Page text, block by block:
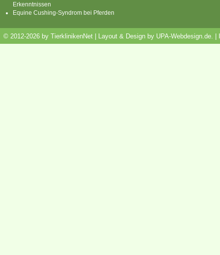
Erkenntnissen
Equine Cushing-Syndrom bei Pferden
© 2012-2026 by TierklinikenNet | Layout & Design by UPA-Webdesign.de.